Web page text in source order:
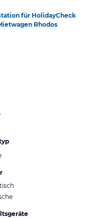
für HolidayCheck
Rhodos